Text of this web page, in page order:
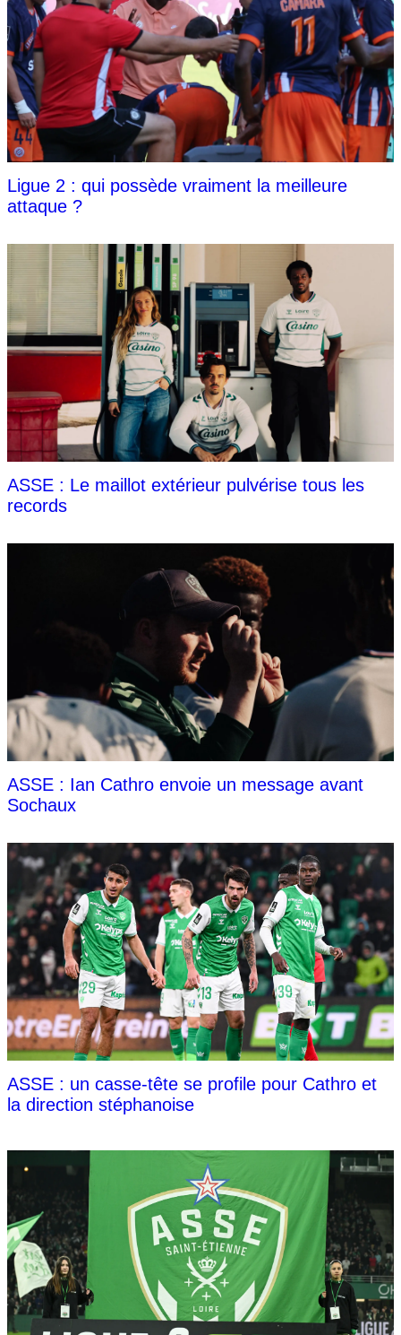
Ligue 2 : qui possède vraiment la meilleure
attaque ?
ASSE : Le maillot extérieur pulvérise tous les
records
ASSE : Ian Cathro envoie un message avant
Sochaux
ASSE : un casse-tête se profile pour Cathro et
la direction stéphanoise